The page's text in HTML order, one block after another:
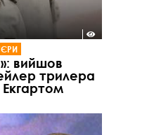
вийшов
трилера